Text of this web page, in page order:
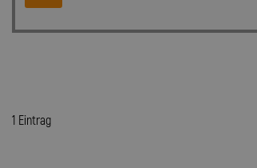
1 Eintrag